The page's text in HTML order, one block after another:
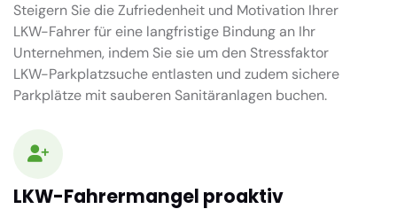
Steigern Sie die Zufriedenheit und Motivation Ihrer
LKW-Fahrer für eine langfristige Bindung an Ihr
Unternehmen, indem Sie sie um den Stressfaktor
LKW-Parkplatzsuche entlasten und zudem sichere
Parkplätze mit sauberen Sanitäranlagen buchen.
LKW-Fahrermangel proaktiv